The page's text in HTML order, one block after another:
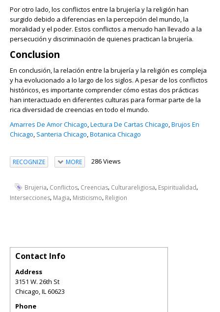
Por otro lado, los conflictos entre la brujería y la religión han
surgido debido a diferencias en la percepción del mundo, la
moralidad y el poder. Estos conflictos a menudo han llevado a la
persecución y discriminación de quienes practican la brujería.
Conclusion
En conclusión, la relación entre la brujería y la religión es compleja
y ha evolucionado a lo largo de los siglos. A pesar de los conflictos
históricos, es importante comprender cómo estas dos prácticas
han interactuado en diferentes culturas para formar parte de la
rica diversidad de creencias en todo el mundo.
Amarres De Amor Chicago,Lectura De Cartas Chicago,Brujos En
Chicago, Santeria Chicago,Botanica Chicago
RECOGNIZE MORE 286 Views
Brujeria, Conflictos, Creencias, Culturareligiosa, Espiritualidad,
Intersecciones, Magia, Misticismo, Religion
Contact Info
Address
3151 W. 26th St
Chicago IL 60623
Phone